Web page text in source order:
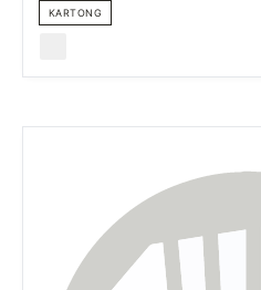
KARTONG